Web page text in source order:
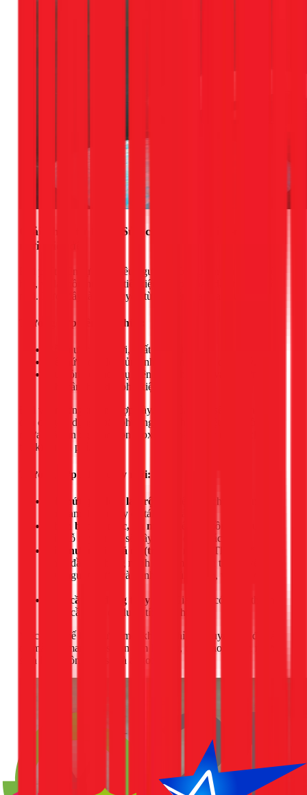
Giải pháp từ 1Fix: Sửa chữa tạm thời hay thay
mới triệt để?
Khi phát hiện sự cố, nhiều người thường phân vân giữa việc
hàn, vá lại bồn nước để tiết kiệm chi phí hay đầu tư thay bồn
mới. Dưới đây là lời khuyên từ chuyên gia của chúng tôi:
Trường hợp nên sửa chữa:
Bồn nước còn mới, chất lượng tốt.
Vết nứt hoặc lỗ thủng nhỏ, nằm ở vị trí dễ xử lý.
Hư hỏng ở các phụ kiện như phao cơ, van,
(chỉ cần thay thế phụ kiện).
Đối với những trường hợp này, thợ của 1Fix sẽ sử dụng keo
dán chuyên dụng hoặc phương pháp hàn nhiệt (cho bồn
nhựa) và hàn tig (cho bồn inox) để khắc phục nhanh chóng,
tiết kiệm chi phí.
Trường hợp NÊN thay mới:
Vết nứt quá lớn, lan rộng:
Việc sửa chữa chỉ mang
tính tạm thời, nguy cơ tái phát rất cao.
Thân bồn bị mục, ăn mòn:
Kết cấu bồn đã yếu, việc
vá chỗ này có thể sẽ gây thủng chỗ khác.
Bồn nước đã quá cũ (trên 10 năm):
Thay mới là giải
pháp đầu tư thông minh để đảm bảo an toàn tuyệt đối
cho nguồn nước và tránh các rủi ro sập, vỡ bồn đột
Nhu cầu sử dụng thay đổi:
Gia đình có thêm thành
viên, cần bồn có dung tích lớn hơn.
Việc thay thế bồn nước mới không chỉ giải quyết triệt để vấn
đề mà còn mang lại sự an tâm lâu dài, đảm bảo nguồn nước
sinh hoạt luôn sạch sẽ và an toàn.